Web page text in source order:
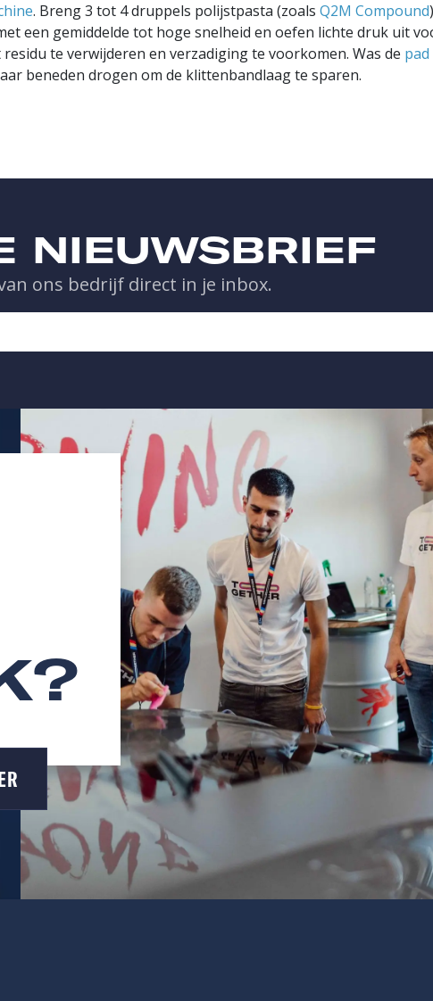
. Breng 3 tot 4 druppels polijstpasta (zoals Q2M Compound
een gemiddelde tot hoge snelheid en oefen lichte druk uit
te verwijderen en verzadiging te voorkomen. Was de pad
beneden drogen om de klittenbandlaag te sparen.
NIEUWSBRIEF
ons bedrijf direct in je inbox.